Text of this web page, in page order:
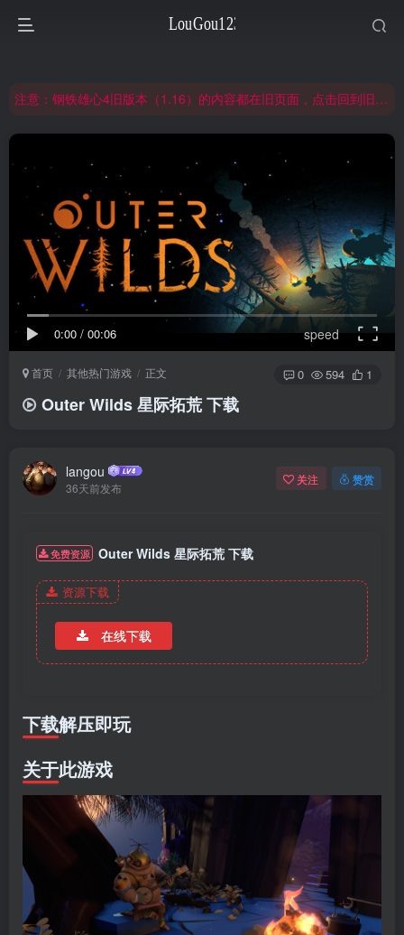
非常抱歉，节假日晚上服务器爆满，建议避开高峰时段访问。
注意：钢铁雄心4旧版本（1.16）的内容都在旧页面，点击回到旧版页面前往，网址：3yc.top
非常抱歉，节假日晚上服务器爆满，建议避开高峰时段访问。
0:00 / 00:06 speed
首页 其他热门游戏 正文 0 594 1
Outer Wilds 星际拓荒 下载
langou
36天前发布
关注 赞赏
免费资源 Outer Wilds 星际拓荒 下载
资源下载
在线下载
下载解压即玩
关于此游戏